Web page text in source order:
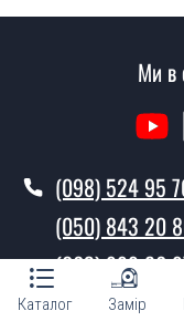
Каталог Замір
Ми в
(098) 524 95
(050) 843 20
(063) 999 26
Дзвінки